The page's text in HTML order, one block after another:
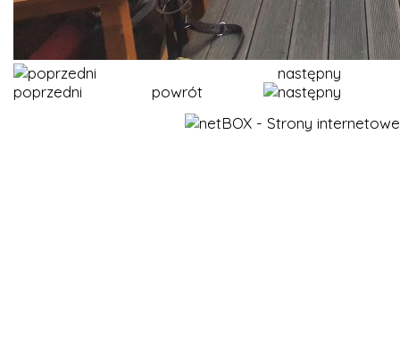
poprzedni powrót
następny